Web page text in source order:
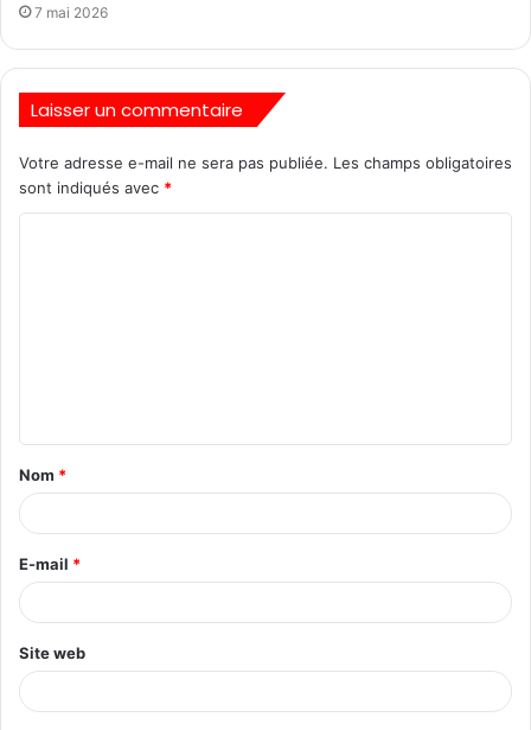
7 mai 2026
Laisser un commentaire
Votre adresse e-mail ne sera pas publiée. Les champs obligatoires
sont indiqués avec *
Nom *
E-mail *
Site web